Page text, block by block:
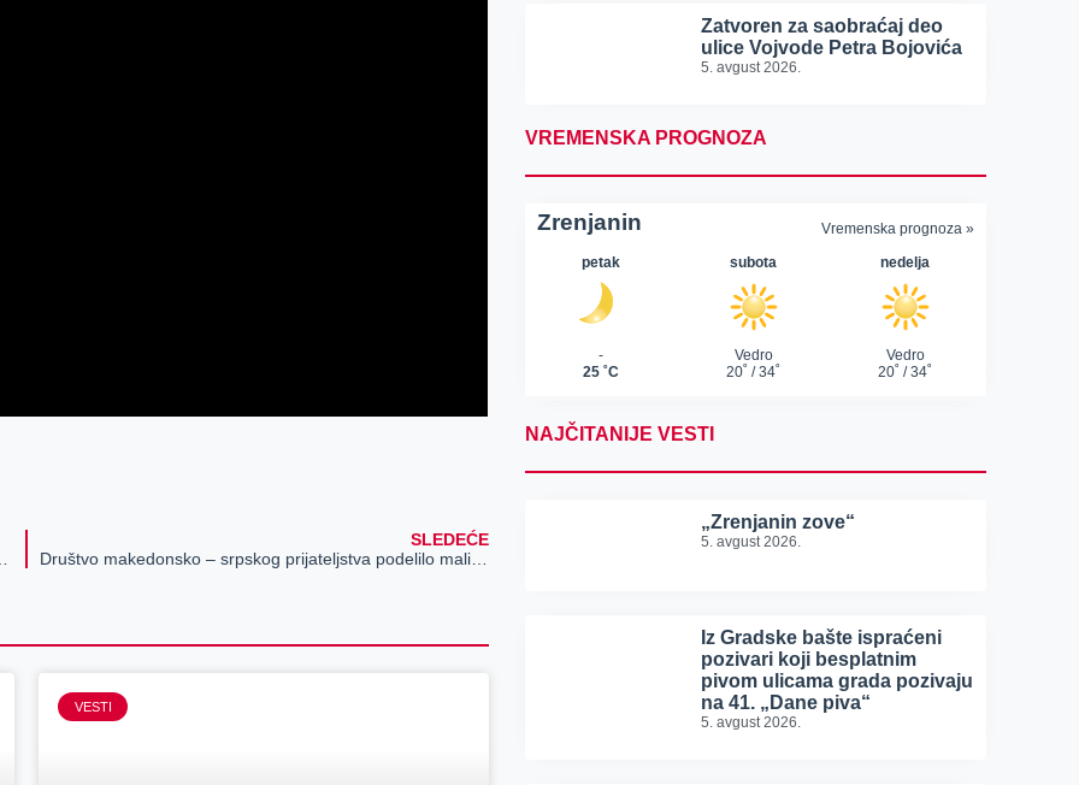
SLEDEĆE
VESTI
Zatvoren za saobraćaj deo
ulice Vojvode Petra Bojovića
5. avgust 2026.
VREMENSKA PROGNOZA
NAJČITANIJE VESTI
„Zrenjanin zove“
5. avgust 2026.
Iz Gradske bašte ispraćeni
pozivari koji besplatnim
pivom ulicama grada pozivaju
na 41. „Dane piva“
5. avgust 2026.